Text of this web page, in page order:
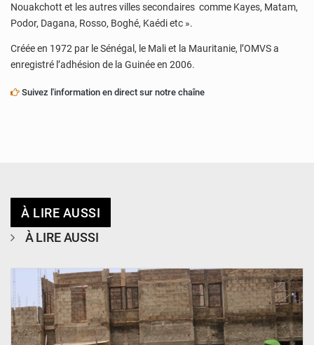
Nouakchott et les autres villes secondaires comme Kayes, Matam,
Podor, Dagana, Rosso, Boghé, Kaédi etc ».
Créée en 1972 par le Sénégal, le Mali et la Mauritanie, l’OMVS a
enregistré l’adhésion de la Guinée en 2006.
Suivez l'information en direct sur notre chaîne
À LIRE AUSSI
À LIRE AUSSI